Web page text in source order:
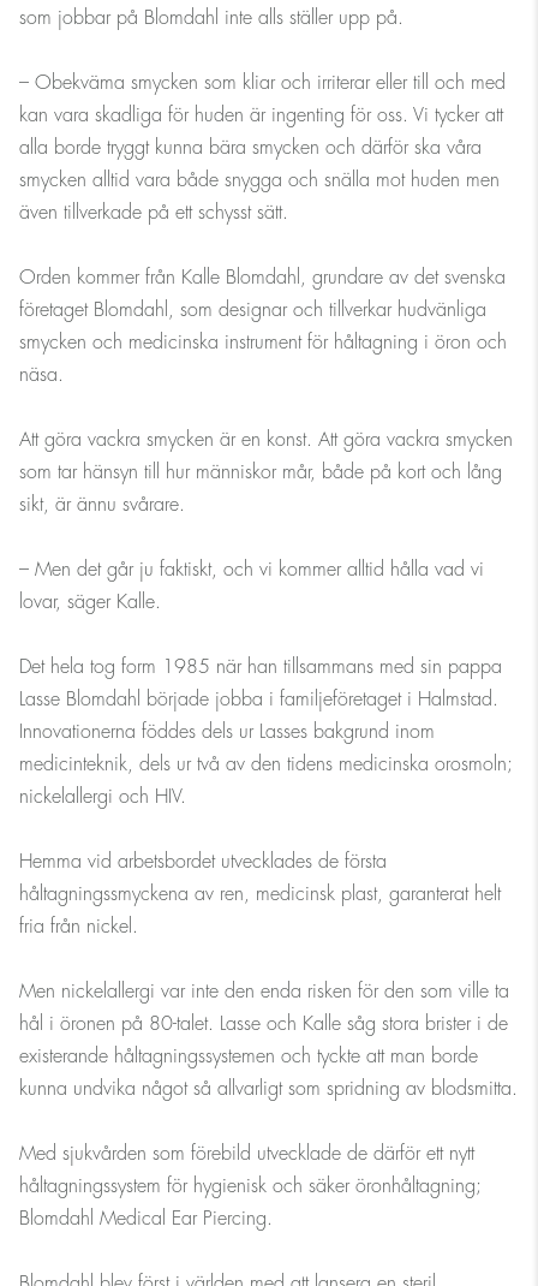
som jobbar på Blomdahl inte alls ställer upp på.
– Obekväma smycken som kliar och irriterar eller till och med
kan vara skadliga för huden är ingenting för oss. Vi tycker att
alla borde tryggt kunna bära smycken och därför ska våra
smycken alltid vara både snygga och snälla mot huden men
även tillverkade på ett schysst sätt.
Orden kommer från Kalle Blomdahl, grundare av det svenska
företaget Blomdahl, som designar och tillverkar hudvänliga
smycken och medicinska instrument för håltagning i öron och
näsa.
Att göra vackra smycken är en konst. Att göra vackra smycken
som tar hänsyn till hur människor mår, både på kort och lång
sikt, är ännu svårare.
– Men det går ju faktiskt, och vi kommer alltid hålla vad vi
lovar, säger Kalle.
Det hela tog form 1985 när han tillsammans med sin pappa
Lasse Blomdahl började jobba i familjeföretaget i Halmstad.
Innovationerna föddes dels ur Lasses bakgrund inom
medicinteknik, dels ur två av den tidens medicinska orosmoln;
nickelallergi och HIV.
Hemma vid arbetsbordet utvecklades de första
håltagningssmyckena av ren, medicinsk plast, garanterat helt
fria från nickel.
Men nickelallergi var inte den enda risken för den som ville ta
hål i öronen på 80-talet. Lasse och Kalle såg stora brister i de
existerande håltagningssystemen och tyckte att man borde
kunna undvika något så allvarligt som spridning av blodsmitta.
Med sjukvården som förebild utvecklade de därför ett nytt
håltagningssystem för hygienisk och säker öronhåltagning;
Blomdahl Medical Ear Piercing.